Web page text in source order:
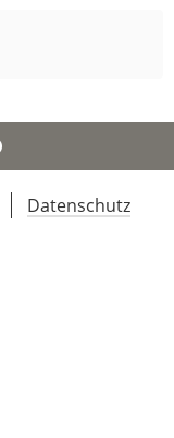
Datenschutz